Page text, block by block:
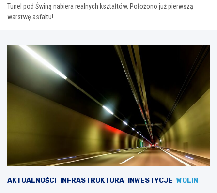
Tunel pod Świną nabiera realnych kształtów. Położono już pierwszą
warstwę asfaltu!
AKTUALNOŚCI INFRASTRUKTURA INWESTYCJE WOLIN